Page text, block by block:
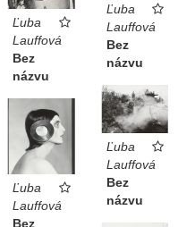
Ľuba
Lauffová
Bez
názvu
Ľuba
Lauffová
Bez
názvu
Ľuba
Lauffová
Bez
názvu
Ľuba
Lauffová
Bez